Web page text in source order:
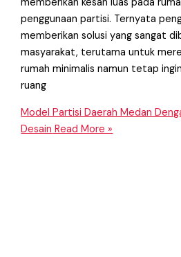
penggunaan partisi. Ternyata
memberikan solusi yang sangat
masyarakat, terutama untuk
rumah minimalis namun tetap
ruang
Model Partisi Daerah Medan
Desain Read More »